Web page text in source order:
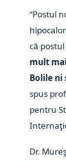
“Postul
că
mult
Bolile ni
spus
pentru
Dr.